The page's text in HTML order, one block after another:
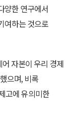
양한 연구에서
여하는 것으로
자본이 우리 경제
으며, 비록
고에 유의미한